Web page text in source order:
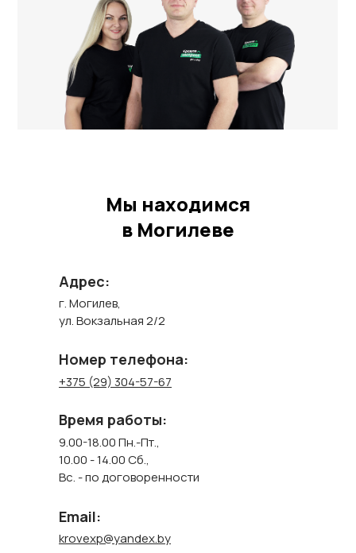
Мы находимся
в Могилеве
Адрес:
г. Могилев,
ул. Вокзальная 2/2
Время работы:
9.00-18.00 Пн.-Пт.,
10.00 - 14.00 Сб.,
Вс. - по договоренности
Номер телефона:
+375 (29) 304-57-67
Email:
krovexp@yandex.by